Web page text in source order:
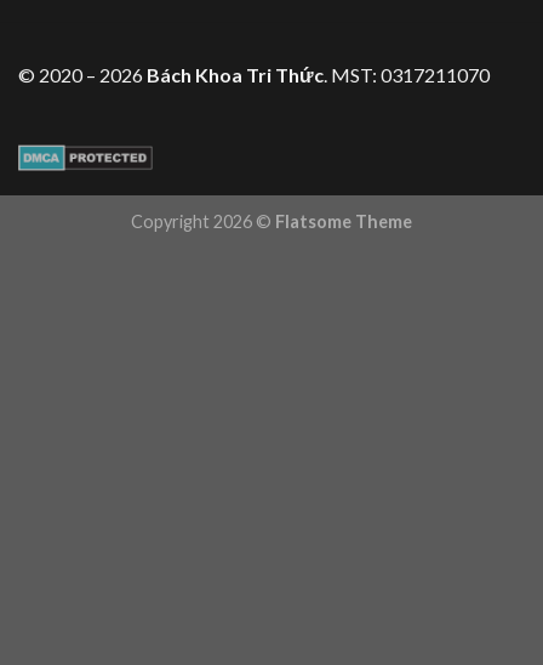
© 2020 – 2026 Bách Khoa Tri Thức . MST: 0317211070
Copyright 2026 © Flatsome Theme